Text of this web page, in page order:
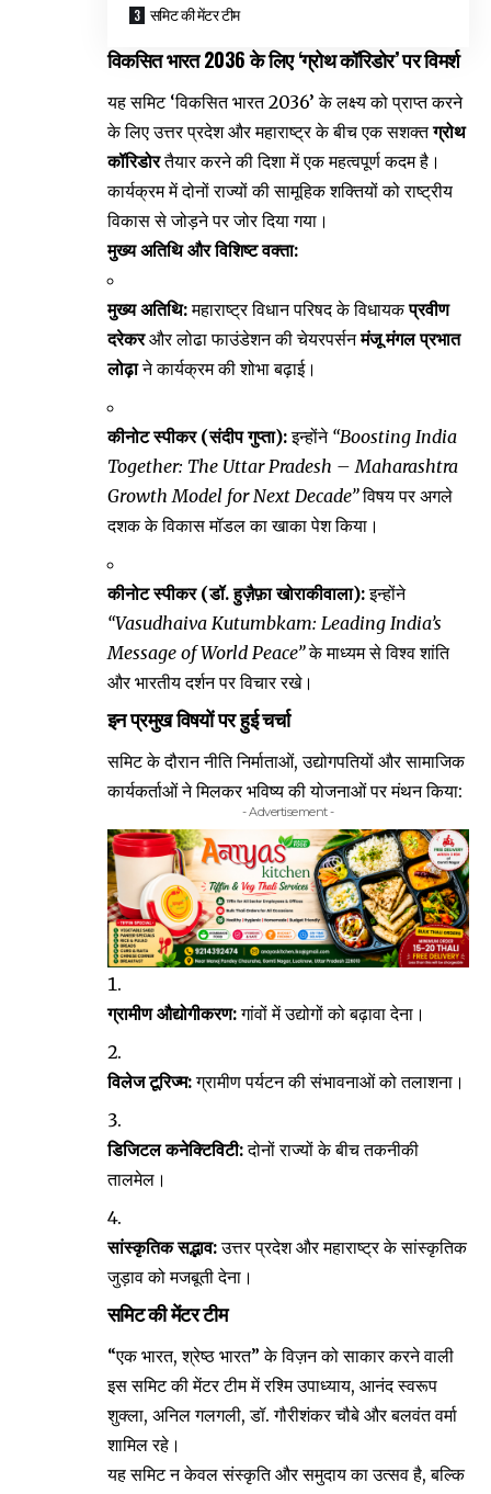
समिट की मेंटर टीम
विकसित भारत 2036 के लिए ‘ग्रोथ कॉरिडोर’ पर विमर्श
यह समिट ‘विकसित भारत 2036’ के लक्ष्य को प्राप्त करने
के लिए उत्तर प्रदेश और महाराष्ट्र के बीच एक सशक्तग्रोथ
कॉरिडोरतैयार करने की दिशा में एक महत्वपूर्ण कदम है।
कार्यक्रम में दोनों राज्यों की सामूहिक शक्तियों को राष्ट्रीय
विकास से जोड़ने पर जोर दिया गया।
मुख्य अतिथि और विशिष्ट वक्ता:
मुख्य अतिथि:महाराष्ट्र विधान परिषद के विधायकप्रवीण
दरेकरऔर लोढा फाउंडेशन की चेयरपर्सनमंजू मंगल प्रभात
लोढ़ाने कार्यक्रम की शोभा बढ़ाई।
कीनोट स्पीकर (संदीप गुप्ता):इन्होंने “Boosting India
Together: The Uttar Pradesh – Maharashtra
Growth Model for Next Decade”विषय पर अगले
दशक के विकास मॉडल का खाका पेश किया।
कीनोट स्पीकर (डॉ. हुज़ैफ़ा खोराकीवाला):इन्होंने
“Vasudhaiva Kutumbkam: Leading India’s
Message of World Peace”के माध्यम से विश्व शांति
और भारतीय दर्शन पर विचार रखे।
इन प्रमुख विषयों पर हुई चर्चा
समिट के दौरान नीति निर्माताओं, उद्योगपतियों और सामाजिक
कार्यकर्ताओं ने मिलकर भविष्य की योजनाओं पर मंथन किया:
- Advertisement -
ग्रामीण औद्योगीकरण:गांवों में उद्योगों को बढ़ावा देना।
विलेज टूरिज्म:ग्रामीण पर्यटन की संभावनाओं को तलाशना।
डिजिटल कनेक्टिविटी:दोनों राज्यों के बीच तकनीकी
तालमेल।
सांस्कृतिक सद्भाव:उत्तर प्रदेश और महाराष्ट्र के सांस्कृतिक
जुड़ाव को मजबूती देना।
समिट की मेंटर टीम
“एक भारत, श्रेष्ठ भारत” के विज़न को साकार करने वाली
इस समिट की मेंटर टीम में रश्मि उपाध्याय, आनंद स्वरूप
शुक्ला, अनिल गलगली, डॉ. गौरीशंकर चौबे और बलवंत वर्मा
शामिल रहे।
यह समिट न केवल संस्कृति और समुदाय का उत्सव है, बल्कि